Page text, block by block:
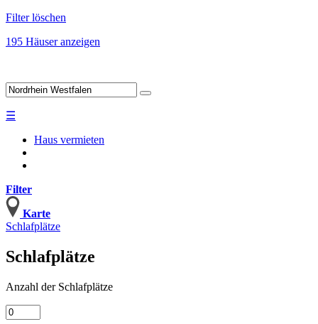
Filter löschen
195 Häuser anzeigen
☰
Haus vermieten
Filter
Karte
Schlafplätze
Schlafplätze
Anzahl der Schlafplätze